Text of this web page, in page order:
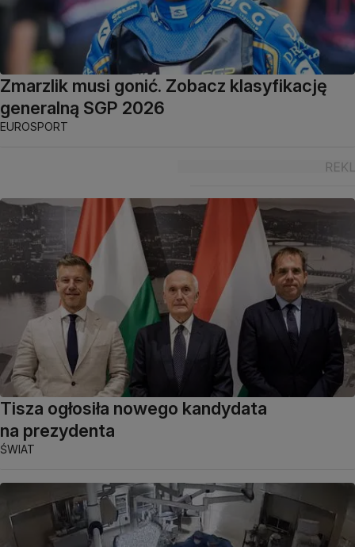
Zmarzlik musi gonić. Zobacz klasyfikację
generalną SGP 2026
EUROSPORT
Tisza ogłosiła nowego kandydata
na prezydenta
ŚWIAT